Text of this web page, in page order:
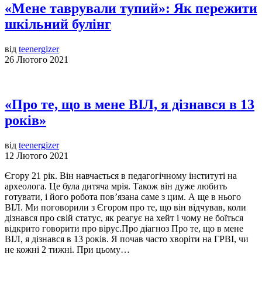
«Мене таврували тупий»: Як пережити
шкільний булінг
від teenergizer
26 Лютого 2021
«Про те, що в мене ВІЛ, я дізнався в 13
років»
від teenergizer
12 Лютого 2021
Єгору 21 рік. Він навчається в педагогічному інституті на
археолога. Це була дитяча мрія. Також він дуже любить
готувати, і його робота пов’язана саме з цим. А ще в нього
ВІЛ. Ми поговорили з Єгором про те, що він відчував, коли
дізнався про свій статус, як реагує на хейт і чому не боїться
відкрито говорити про вірус.Про діагноз Про те, що в мене
ВІЛ, я дізнався в 13 років. Я почав часто хворіти на ГРВІ, чи
не кожні 2 тижні. При цьому…